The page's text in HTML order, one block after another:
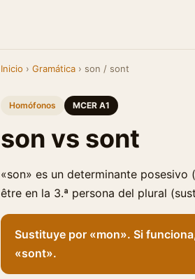
Inicio › Gramática › son / sont
Homófonos MCER A1
son vs sont
«son» es un determinante
être en la 3.ª persona del plural
Sustituye por «mon». Si
«sont».